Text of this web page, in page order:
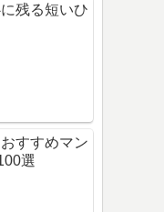
残る短いひ
すすめマン
選